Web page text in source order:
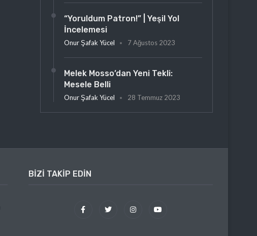
“Yoruldum Patron!” | Yeşil Yol
İncelemesi
Onur Şafak Yücel 7 Ağustos 2023
Melek Mosso’dan Yeni Tekli:
Mesele Belli
Onur Şafak Yücel 28 Temmuz 2023
BIZI TAKIP EDIN